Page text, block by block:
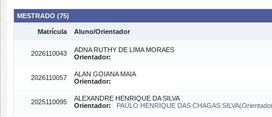
MESTRADO (75)
Matrícula Aluno/Orientador
2026110043
ADNA RUTHY DE LIMA MORAES
Orientador:
2026110057
ALAN GOIANA MAIA
Orientador:
2025110095
ALEXANDRE HENRIQUE DA SILVA
Orientador:
PAULO HENRIQUE DAS CHAGAS